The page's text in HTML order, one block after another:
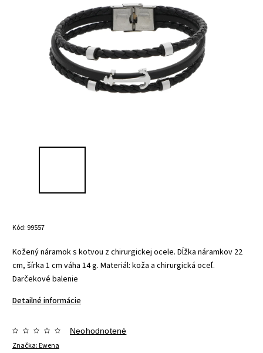
Kód: 99557
Kožený náramok s kotvou z chirurgickej ocele. Dĺžka náramkov 22
cm, šírka 1 cm váha 14 g. Materiál: koža a chirurgická oceľ.
Darčekové balenie
Detailné informácie
Značka:Ewena
Neohodnotené